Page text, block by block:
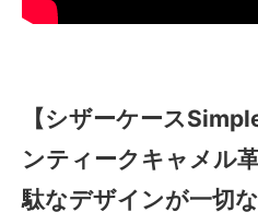
【シザーケース
ンティークキャメル
駄なデザインが一切